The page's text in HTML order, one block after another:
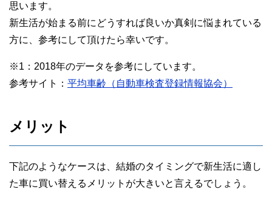
思います。
新生活が始まる前にどうすれば良いか真剣に悩まれている
方に、参考にして頂けたら幸いです。
※1：2018年のデータを参考にしています。
参考サイト： 平均車齢（自動車検査登録情報協会）
メリット
下記のようなケースは、結婚のタイミングで新生活に適し
た車に買い替えるメリットが大きいと言えるでしょう。